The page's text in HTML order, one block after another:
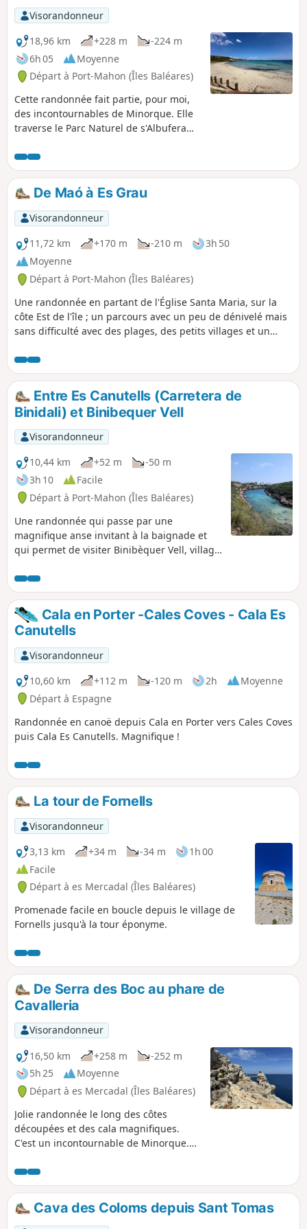
Visorandonneur
18,96 km
+228 m
-224 m
6h 05
Moyenne
Départ à Port-Mahon (Îles Baléares)
Cette randonnée fait partie, pour moi,
des incontournables de Minorque. Elle
traverse le Parc Naturel de s'Albufera
Cavalls (GR®223). Ensuite, le bord de
mer et les cala empruntées pour
rejoindre le Phare de Favaritx sont
magnifiques. C'est une randonnée en
aller et retour, il n'est pas nécessaire
d'aller jusqu'au phare, en cas de
fatigue, car on l'aperçoit au loin, au
détour d'une calanque.
De Maó à Es Grau
Visorandonneur
11,72 km
+170 m -210 m
3h 50
Moyenne
Départ à Port-Mahon (Îles Baléares)
Une randonnée en partant de l'Église Santa Maria, sur la
côte Est de l'île ; un parcours avec un peu de dénivelé mais
sans difficulté avec des plages, des petits villages et un
chaleurs mais des vues imprenables tout le long. À la fin de
la randonnée, baignade assuré à Es Grau avec sa belle
plage de sable fin.
Entre Es Canutells (Carretera de
Binidali) et Binibequer Vell
Visorandonneur
10,44 km
+52 m
-50 m
3h 10
Facile
Départ à Port-Mahon (Îles Baléares)
Une randonnée qui passe par une
magnifique anse invitant à la baignade et
qui permet de visiter Binibèquer Vell, village
d'Andalousie. Elle suit partiellement le Camì
de Cavalls.
Cala en Porter -Cales Coves - Cala Es
Canutells
Visorandonneur
10,60 km
+112 m -120 m 2h
Moyenne
Départ à Espagne
Randonnée en canoë depuis Cala en Porter vers Cales Coves
puis Cala Es Canutells. Magnifique !
La tour de Fornells
Visorandonneur
3,13 km
+34 m -34 m
1h 00
Facile
Départ à es Mercadal (Îles Baléares)
Promenade facile en boucle depuis le village de
Fornells jusqu'à la tour éponyme.
De Serra des Boc au phare de
Cavalleria
Visorandonneur
16,50 km
+258 m
-252 m
5h 25
Moyenne
Départ à es Mercadal (Îles Baléares)
Jolie randonnée le long des côtes
découpées et des cala magnifiques.
C'est un incontournable de Minorque.
l'extrémité du Nord de l'île.
Cava des Coloms depuis Sant Tomas